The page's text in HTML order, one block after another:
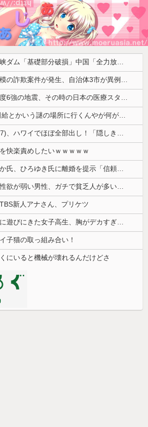
中国「大豪雨！」三峡ダム「基礎部分破損」中国「全力放流！」台風13号「中国上陸予測」台風15号「中国接近（画像」中国「台風同時上陸！（穀物生産が壊滅危機」→
SNSで前代未聞の規模の詐欺案件が発生、自治体3市が異例の声明を発表して事実関係を全否定
韓国人「手術中に震度6強の地震、その時の日本の医療スタッフたちの姿をご覧ください」→「マジで鳥肌立った」「こういう姿は韓国も見習わないと」「あん...
【悲報】 明日、飛田給とかいう謎の場所に行くんやが何があるんや????・・・・・・・・・
【最新画像】 tuki.(17)、ハワイでほぼ全部出し！「隠しきれない美貌」とSNSざわつく
快楽責めしたいｗｗｗｗｗ
【夫婦危機】西村ゆか氏、ひろゆき氏に離婚を提示「信頼関係が保てず夫婦を続けるのは無理」
【悲報】ひろゆき「性欲が弱い男性、ガチで貧乏人が多いです。なぜなら…」
新人アナさん、プリケツ
【画像】ディズニーに遊びにきた女子高生、胸がデカすぎるｗｗｗｗｗｗｗｗｗｗｗｗｗ
子猫の取っ組み合い！
にいると機械が壊れるんだけどさ